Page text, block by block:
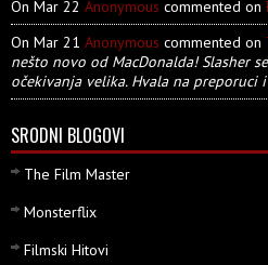
On Mar 22 Anonymous commented on
On Mar 21 Anonymous commented on
nešto novo od MacDonalda! Slasher
očekivanja velika. Hvala na preporuci
SRODNI BLOGOVI
The Film Master
Monsterflix
Filmski Hitovi